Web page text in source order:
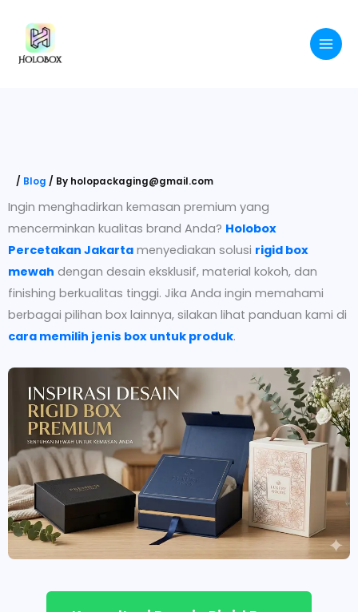
content
/ Blog / By holopackaging@gmail.com
Ingin menghadirkan kemasan premium yang
mencerminkan kualitas brand Anda? Holobox
Percetakan Jakarta menyediakan solusi rigid box
mewah dengan desain eksklusif, material kokoh, dan
finishing berkualitas tinggi. Jika Anda ingin memahami
berbagai pilihan box lainnya, silakan lihat panduan kami di
cara memilih jenis box untuk produk.